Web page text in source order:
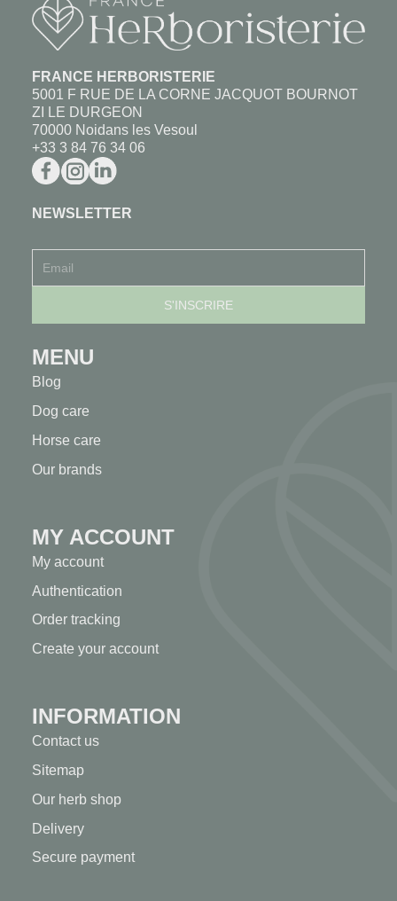
FRANCE HERBORISTERIE
5001 F RUE DE LA CORNE JACQUOT BOURNOT
ZI LE DURGEON
70000 Noidans les Vesoul
+33 3 84 76 34 06
NEWSLETTER
MENU
Blog
Dog care
Horse care
Our brands
MY ACCOUNT
My account
Authentication
Order tracking
Create your account
INFORMATION
Contact us
Sitemap
Our herb shop
Delivery
Secure payment